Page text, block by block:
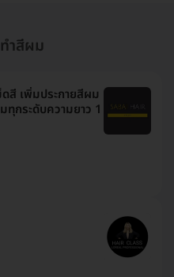
ำสีผม
สี เพิ่มประกายสีผม
กระดับความยาว 1